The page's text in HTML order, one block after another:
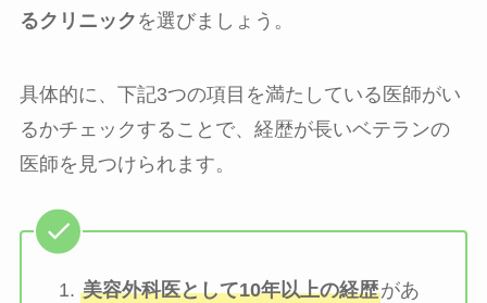
るクリニック を選びましょう。
具体的に、下記3つの項目を満たしている医師がい
るかチェックすることで、経歴が長いベテランの
医師を見つけられます。
美容外科医として10年以上の経歴があ